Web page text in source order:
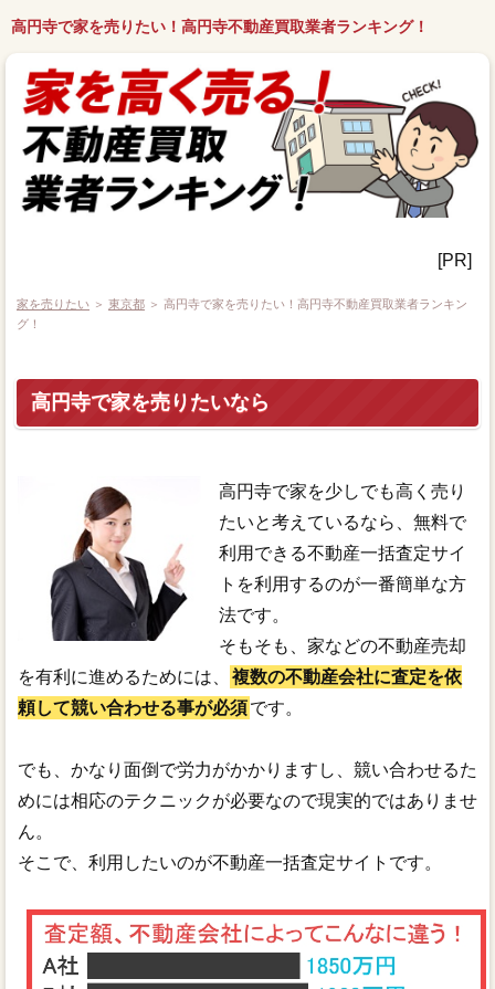
高円寺で家を売りたい！高円寺不動産買取業者ランキング！
[PR]
家を売りたい ＞ 東京都 ＞ 高円寺で家を売りたい！高円寺不動産買取業者ランキン
グ！
高円寺で家を売りたいなら
高円寺で家を少しでも高く売り
たいと考えているなら、無料で
利用できる不動産一括査定サイ
トを利用するのが一番簡単な方
法です。
そもそも、家などの不動産売却
を有利に進めるためには、
複数の不動産会社に査定を依
頼して競い合わせる事が必須です。
でも、かなり面倒で労力がかかりますし、競い合わせるた
めには相応のテクニックが必要なので現実的ではありませ
ん。
そこで、利用したいのが不動産一括査定サイトです。